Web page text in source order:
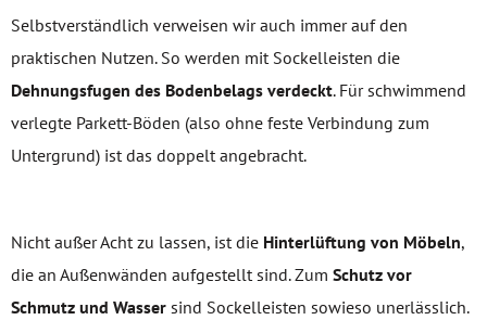
Selbstverständlich verweisen wir auch immer auf den
praktischen Nutzen. So werden mit Sockelleisten die
Dehnungsfugen des Bodenbelags verdeckt. Für schwimmend
verlegte Parkett-Böden (also ohne feste Verbindung zum
Untergrund) ist das doppelt angebracht.
Nicht außer Acht zu lassen, ist die Hinterlüftung von Möbeln,
die an Außenwänden aufgestellt sind. Zum Schutz vor
Schmutz und Wasser sind Sockelleisten sowieso unerlässlich.